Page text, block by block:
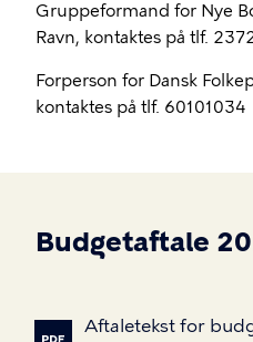
Gruppeformand for Nye
Ravn, kontaktes på tlf.
Forperson for Dansk
kontaktes på tlf. 60101034
Budgetaftale
Aftaletekst for